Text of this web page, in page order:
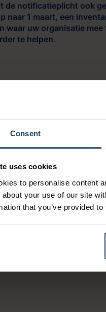
Consent
uses cookies
to personalise content
about your use of our site
that you’ve provided
de notificatieplicht ook
naar 1 maart, een
waar uw organisatie
te helpen.
lid van onze
van het laatste HR- en
LID